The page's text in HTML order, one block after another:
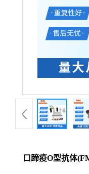
口蹄疫O型抗体